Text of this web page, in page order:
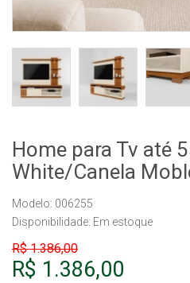
Home para Tv até
White/Canela
Modelo: 006255
Disponibilidade: Em estoque
R$ 1.386,00
R$ 1.386,00